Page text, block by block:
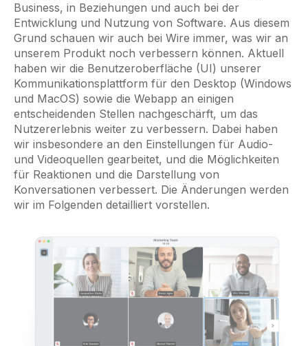
Business, in Beziehungen und auch bei der
Entwicklung und Nutzung von Software. Aus diesem
Grund schauen wir auch bei Wire immer, was wir an
unserem Produkt noch verbessern können. Aktuell
haben wir die Benutzeroberfläche (UI) unserer
Kommunikationsplattform für den Desktop (Windows
und MacOS) sowie die Webapp an einigen
entscheidenden Stellen nachgeschärft, um das
Nutzererlebnis weiter zu verbessern. Dabei haben
wir insbesondere an den Einstellungen für Audio-
und Videoquellen gearbeitet, und die Möglichkeiten
für Reaktionen und die Darstellung von
Konversationen verbessert. Die Änderungen werden
wir im Folgenden detailliert vorstellen.